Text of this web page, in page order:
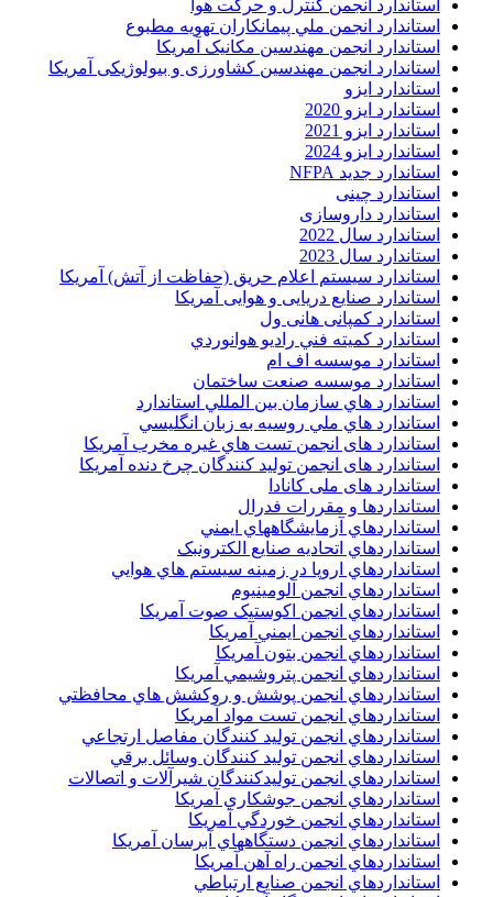
استاندارد انجمن کنترل و حرکت هوا
استاندارد انجمن ملي پيمانکاران تهويه مطبوع
استاندارد انجمن مهندسين مکانيک آمريکا
استاندارد انجمن مهندسین کشاورزی و بیولوژیکی آمریکا
استاندارد ایزو
استاندارد ایزو 2020
استاندارد ایزو 2021
استاندارد ایزو 2024
استاندارد جدید NFPA
استاندارد چینی
استاندارد داروسازی
استاندارد سال 2022
استاندارد سال 2023
استاندارد سیستم اعلام حریق (حفاظت از آتش) آمریکا
استاندارد صنایع دریایی و هوایی آمریکا
استاندارد کمپانی هانی ول
استاندارد کميته فني راديو هوانوردي
استاندارد موسسه اف ام
استاندارد موسسه صنعت ساختمان
استاندارد هاي سازمان بين المللي استاندارد
استاندارد هاي ملي روسيه به زبان انگليسي
استاندارد های انجمن تست هاي غيره مخرب آمريکا
استاندارد های انجمن توليد کنندگان چرخ دنده آمريکا
استاندارد های ملی کانادا
استانداردها و مقررات فدرال
استانداردهاي آزمايشگاههاي ايمني
استانداردهاي اتحاديه صنايع الکترونبک
استانداردهاي اروپا در زمينه سيستم هاي هوايي
استانداردهاي انجمن آلومينيوم
استانداردهاي انجمن اکوستيک صوت آمريکا
استانداردهاي انجمن ايمني آمريکا
استانداردهاي انجمن بتون آمريکا
استانداردهاي انجمن پتروشيمي آمريکا
استانداردهاي انجمن پوشش و روکشش هاي محافظتي
استانداردهاي انجمن تست مواد آمريکا
استانداردهاي انجمن توليد کنندگان مفاصل ارتجاعي
استانداردهاي انجمن توليد کنندگان وسائل برقي
استانداردهاي انجمن توليدکنندگان شيرآلات و اتصالات
استانداردهاي انجمن جوشکاري آمريکا
استانداردهاي انجمن خوردگي آمريکا
استانداردهاي انجمن دستگاههاي آبرسان آمريکا
استانداردهاي انجمن راه آهن آمريکا
استانداردهاي انجمن صنايع ارتباطي